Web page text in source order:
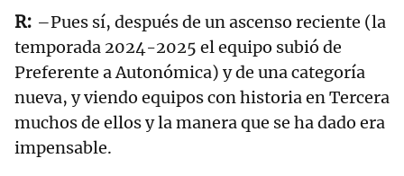
–Pues sí, después de un ascenso reciente (la
temporada 2024-2025 el equipo subió de
Preferente a Autonómica) y de una categoría
nueva, y viendo equipos con historia en Tercera
muchos de ellos y la manera que se ha dado era
impensable.